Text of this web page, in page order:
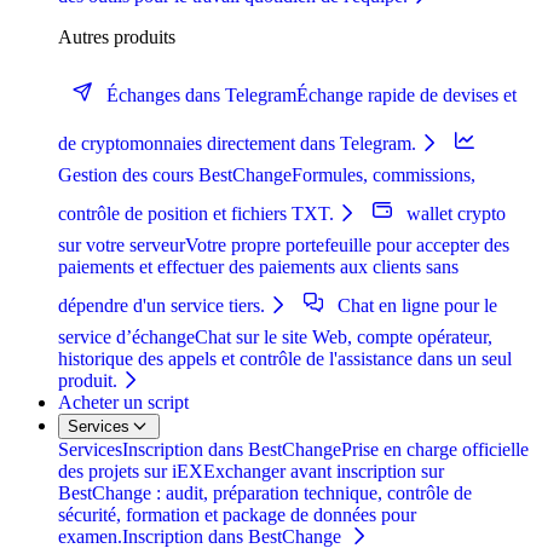
Autres produits
Échanges dans TelegramÉchange rapide de devises et
de cryptomonnaies directement dans Telegram.
Gestion des cours BestChangeFormules, commissions,
contrôle de position et fichiers TXT.
wallet crypto
sur votre serveurVotre propre portefeuille pour accepter des
paiements et effectuer des paiements aux clients sans
dépendre d'un service tiers.
Chat en ligne pour le
service d’échangeChat sur le site Web, compte opérateur,
historique des appels et contrôle de l'assistance dans un seul
produit.
Acheter un script
Services
ServicesInscription dans BestChangePrise en charge officielle
des projets sur iEXExchanger avant inscription sur
BestChange : audit, préparation technique, contrôle de
sécurité, formation et package de données pour
examen.Inscription dans BestChange